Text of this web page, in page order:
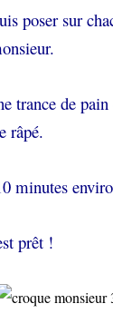
poser sur
trance de
râpé.
minutes
prêt !